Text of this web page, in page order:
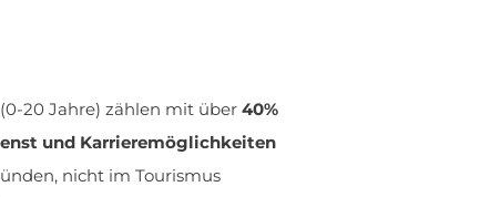
20 Jahre) zählen mit über 40%
und Karrieremöglichkeiten
nicht im Tourismus